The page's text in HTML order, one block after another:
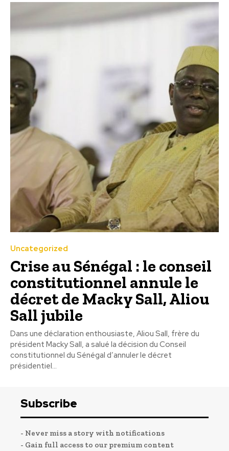
Uncategorized
Crise au Sénégal : le conseil
constitutionnel annule le
décret de Macky Sall, Aliou
Sall jubile
Dans une déclaration enthousiaste, Aliou Sall, frère du
président Macky Sall, a salué la décision du Conseil
constitutionnel du Sénégal d’annuler le décret
présidentiel...
Subscribe
- Never miss a story with notifications
- Gain full access to our premium content